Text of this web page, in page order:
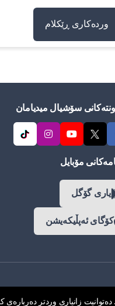
زانیاری وردتر دەربارەی
وردەکاری ڕێکلام
سۆشیال میدیامان
مۆبایل
یاری گۆگل
كۆگای ئەپڵیكەیشن